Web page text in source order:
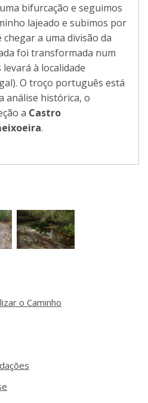
bifurcação e seguimos
lajeado e subimos por
a uma divisão da
foi transformada num
à localidade
O troço português está
análise histórica, o
a Castro
.
o Caminho